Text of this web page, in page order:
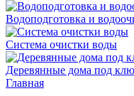
Водоподготовка и
Система очистки воды
Деревянные дома под
Главная